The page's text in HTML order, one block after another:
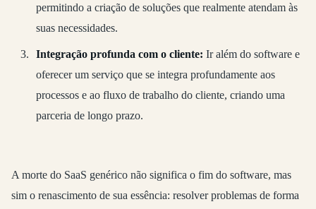
permitindo a criação de soluções que realmente atendam às
suas necessidades.
Integração profunda com o cliente: Ir além do software e
oferecer um serviço que se integra profundamente aos
processos e ao fluxo de trabalho do cliente, criando uma
parceria de longo prazo.
A morte do SaaS genérico não significa o fim do software, mas
sim o renascimento de sua essência: resolver problemas de forma